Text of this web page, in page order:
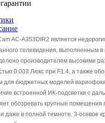
AC-A353DIR2 является
телевидения, выполненным в
производителем высокими
0.003 Люкс при F1.4, а также
для бюджетных моделей
встроенной ИК-подсветки с
обозревать крупные помещения
даже в полной темноте. 3-осевое